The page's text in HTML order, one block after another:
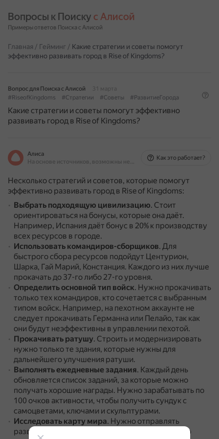
Вопросы к Поиску с Алисой
Примеры ответов Поиска с Алисой
Главная / Гейминг / Какие стратегии и советы помогут
эффективно развивать город в Rise of Kingdoms?
Вопрос для Поиска с Алисой
31 марта
#RiseofKingdoms
#Стратегии #Советы #РазвитиеГорода
Какие стратегии и советы помогут эффективно
развивать город в Rise of Kingdoms?
Алиса
На основе источников, возможны неточности
Как это работает?
Несколько стратегий и советов, которые помогут
эффективно развивать город в Rise of Kingdoms:
Выбрать подходящую цивилизацию. Стоит
ориентироваться на бонусы, которые она даёт.
Например, Испания даёт бонус в 20% к производству
всех ресурсов в городе.
Использовать командиров-сборщиков. Для
быстрого сбора ресурсов подойдут Центурион,
Шарка, Гай Марий, Констанция. Каждого из них лучше
прокачать до 37-го либо 27-го уровня.
Определить основной тип войск. Нужно прокачивать
только тех командиров, кто сочетается с выбранным
типом войск. Например, на пехотном аккаунте не
следует прокачивать Германна или Пелайо, так как
они будут неэффективны в управлении пехотой.
Прокачивать ратушу. Строить и модернизировать
нужно только те здания, которые нужны для
дальнейшего улучшения ратуши.
Выполнять ежедневные задания. Каждый день
обновляется список заданий, за которые можно
получать хорошие награды. Нужно зарабатывать по
100 очков активности, чтобы получить сундук с
самоцветами, ключами и скульптурами.
Исследовать карту мира. Нужно отправлять
разведчиков исследовать карту мира как можно